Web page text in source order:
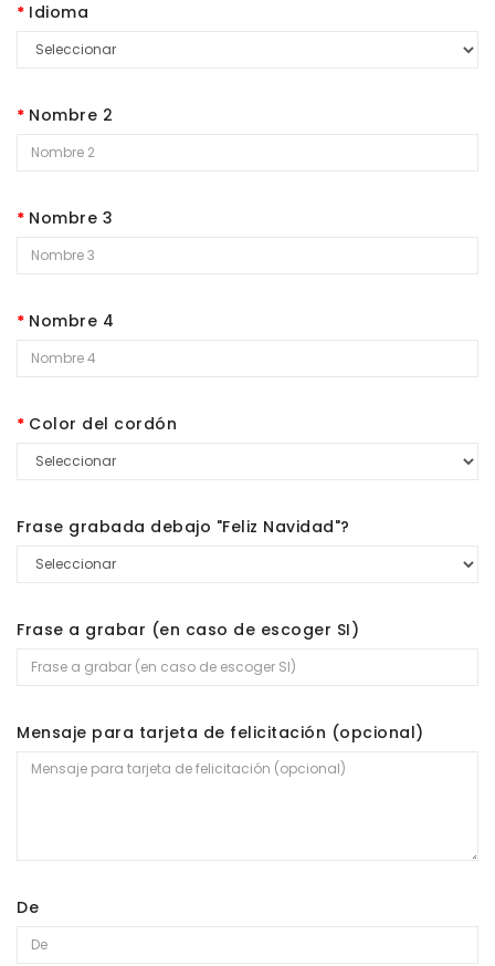
Idioma
Nombre 2
Nombre 3
Nombre 4
Color del cordón
Frase grabada debajo "Feliz Navidad"?
Frase a grabar (en caso de escoger SI)
Mensaje para tarjeta de felicitación (opcional)
De